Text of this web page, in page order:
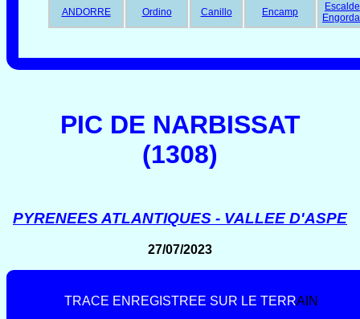
ANDORRE Ordino Canillo Encamp
PIC DE NARBISSAT
(1308)
PYRENEES ATLANTIQUES - VALLEE D'ASPE
27/07/2023
TRACE EN REG STREE SUR LE TERRA N